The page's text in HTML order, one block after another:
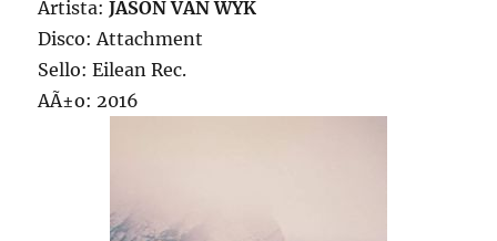
Artista:JASON VAN WYK
Disco: Attachment
Sello: Eilean Rec.
AÃ±o: 2016